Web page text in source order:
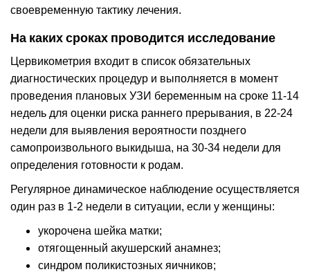
своевременную тактику лечения.
На каких сроках проводится исследование
Цервикометрия входит в список обязательных
диагностических процедур и выполняется в момент
проведения плановых УЗИ беременным на сроке 11-14
недель для оценки риска раннего прерывания, в 22-24
недели для выявления вероятности позднего
самопроизвольного выкидыша, на 30-34 недели для
определения готовности к родам.
Регулярное динамическое наблюдение осуществляется
один раз в 1-2 недели в ситуации, если у женщины:
укорочена шейка матки;
отягощенный акушерский анамнез;
синдром поликистозных яичников;